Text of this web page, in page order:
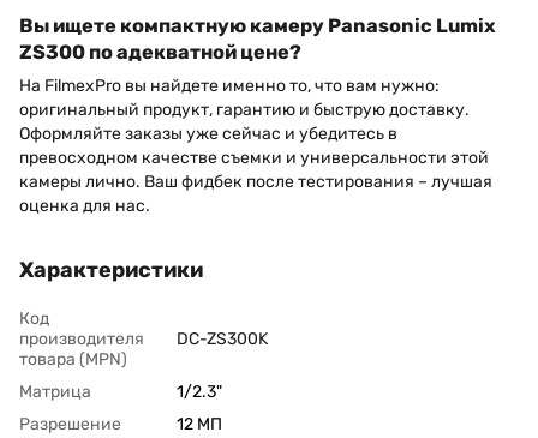
Вы ищете компактную камеру Panasonic Lumix
ZS300 по адекватной цене?
На FilmexPro вы найдете именно то, что вам нужно:
оригинальный продукт, гарантию и быструю доставку.
Оформляйте заказы уже сейчас и убедитесь в
превосходном качестве съемки и универсальности этой
камеры лично. Ваш фидбек после тестирования – лучшая
оценка для нас.
Характеристики
Код
производителя
товара (MPN)
DC-ZS300K
Матрица
1/2.3"
Разрешение
12 МП